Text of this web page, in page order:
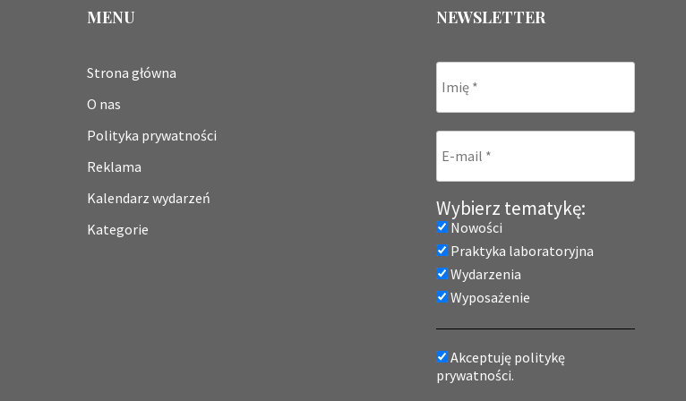
MENU
Strona główna
O nas
Polityka prywatności
Reklama
Kalendarz wydarzeń
Kategorie
NEWSLETTER
Wybierz tematykę:
Nowości
Praktyka laboratoryjna
Wydarzenia
Wyposażenie
Akceptuję politykę
prywatności.